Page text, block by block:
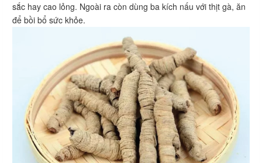
sắc hay cao lỏng. Ngoài ra còn dùng ba kích nấu với thịt gà, ăn
để bồi bổ sức khỏe.